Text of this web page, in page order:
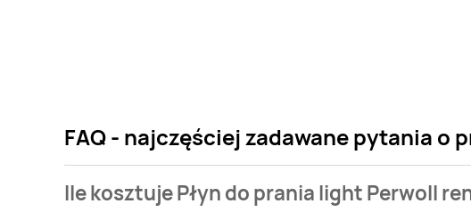
FAQ - najczęściej zadawane pytania o
Ile kosztuje Płyn do prania light Perwoll